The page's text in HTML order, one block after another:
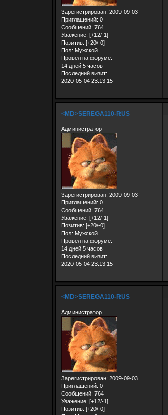
Зарегистрирован: 2009-09-03
Приглашений: 0
Сообщений: 764
Уважение: [+12/-1]
Позитив: [+20/-0]
Пол: Мужской
Провел на форуме:
14 дней 5 часов
Последний визит:
2020-05-04 23:13:15
<MD>SEREGA110-RUS
Администратор
Зарегистрирован: 2009-09-03
Приглашений: 0
Сообщений: 764
Уважение: [+12/-1]
Позитив: [+20/-0]
Пол: Мужской
Провел на форуме:
14 дней 5 часов
Последний визит:
2020-05-04 23:13:15
<MD>SEREGA110-RUS
Администратор
Зарегистрирован: 2009-09-03
Приглашений: 0
Сообщений: 764
Уважение: [+12/-1]
Позитив: [+20/-0]